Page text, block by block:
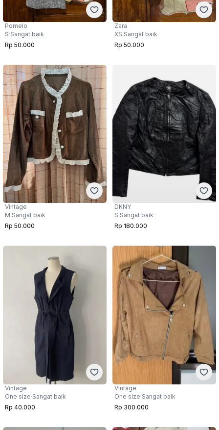
Pomelo
S·Sangat baik
Rp 50.000
Zara
XS·Sangat baik
Rp 50.000
Vintage
M·Sangat baik
Rp 50.000
DKNY
S·Sangat baik
Rp 180.000
Vintage
One size·Sangat baik
Rp 40.000
Vintage
One size·Sangat baik
Rp 300.000